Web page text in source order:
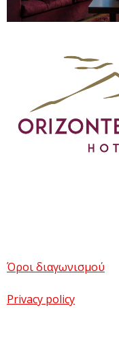
Όροι διαγωνισμού
Privacy policy